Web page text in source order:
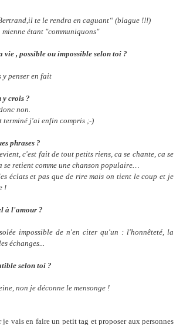
te le rendra en caguant“ (blague !!!)
étant "communiquons"
vie , possible ou impossible selon toi ?
y penser en fait
y crois ?
non.
terminé j'ai enfin compris ;-)
phrases ?
c'est fait de tout petits riens, ca se chante, ca se
se retient comme une chanson populaire…
éclats et pas que de rire mais on tient le coup et je
!
à l'amour ?
impossible de n'en citer qu'un : l'honnêteté, la
échanges...
selon toi ?
non je déconne le mensonge !
vais en faire un petit tag et proposer aux personnes